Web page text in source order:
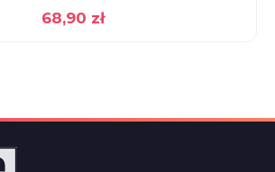
68,90 zł